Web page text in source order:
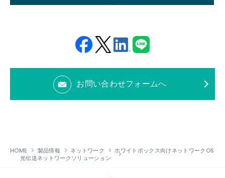
ok
お問い合わせフォームへ
HOME 製品情報 ネットワーク
ホワイトボックス向けネットワークOS
光伝送ネットワークソリューション